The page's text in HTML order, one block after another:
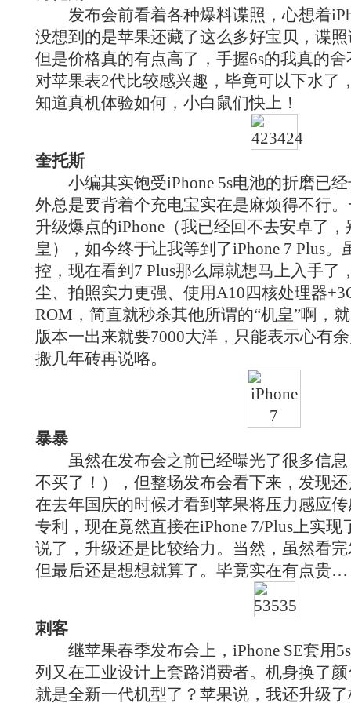
发布会前看着各种爆料谍照，心想着
没想到的是苹果还藏了这么多好宝贝，谍
但是价格真的有点高了，手握6s的我真的
对苹果表2代比较感兴趣，毕竟可以下水了
知道真机体验如何，小白鼠们快上！
奎托斯
小编其实饱受iPhone 5s电池的折磨已经
外总是要背着个充电宝实在是麻烦得不行
升级爆点的iPhone（我已经回不去安卓了
皇），如今终于让我等到了iPhone 7 Plus
控，现在看到7 Plus那么屌就想马上入手了
尘、拍照实力更强、使用A10四核处理器
ROM，简直就秒杀其他所谓的“机皇”啊，
版本一出来就要7000大洋，只能表示心有
搬几年砖再说咯。
暴暴
虽然在发布会之前已经曝光了很多信息
不买了！），但整场发布会看下来，发现
在去年国庆的时候才看到苹果将压力感应
专利，现在竟然直接在iPhone 7/Plus上实
说了，升级还是比较给力。当然，虽然看
但最后还是想想就算了。毕竟实在有点贵…
刺客
继苹果春季发布会上，iPhone SE套用5s
列又在工业设计上套路消费者。机身换了
就是全新一代机型了？苹果说，我还升级